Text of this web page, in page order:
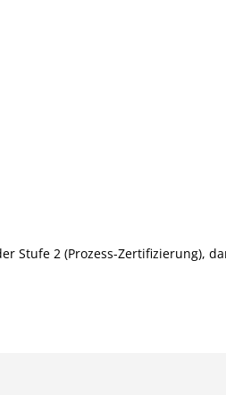
Stufe 2 (Prozess-Zertifizierung),